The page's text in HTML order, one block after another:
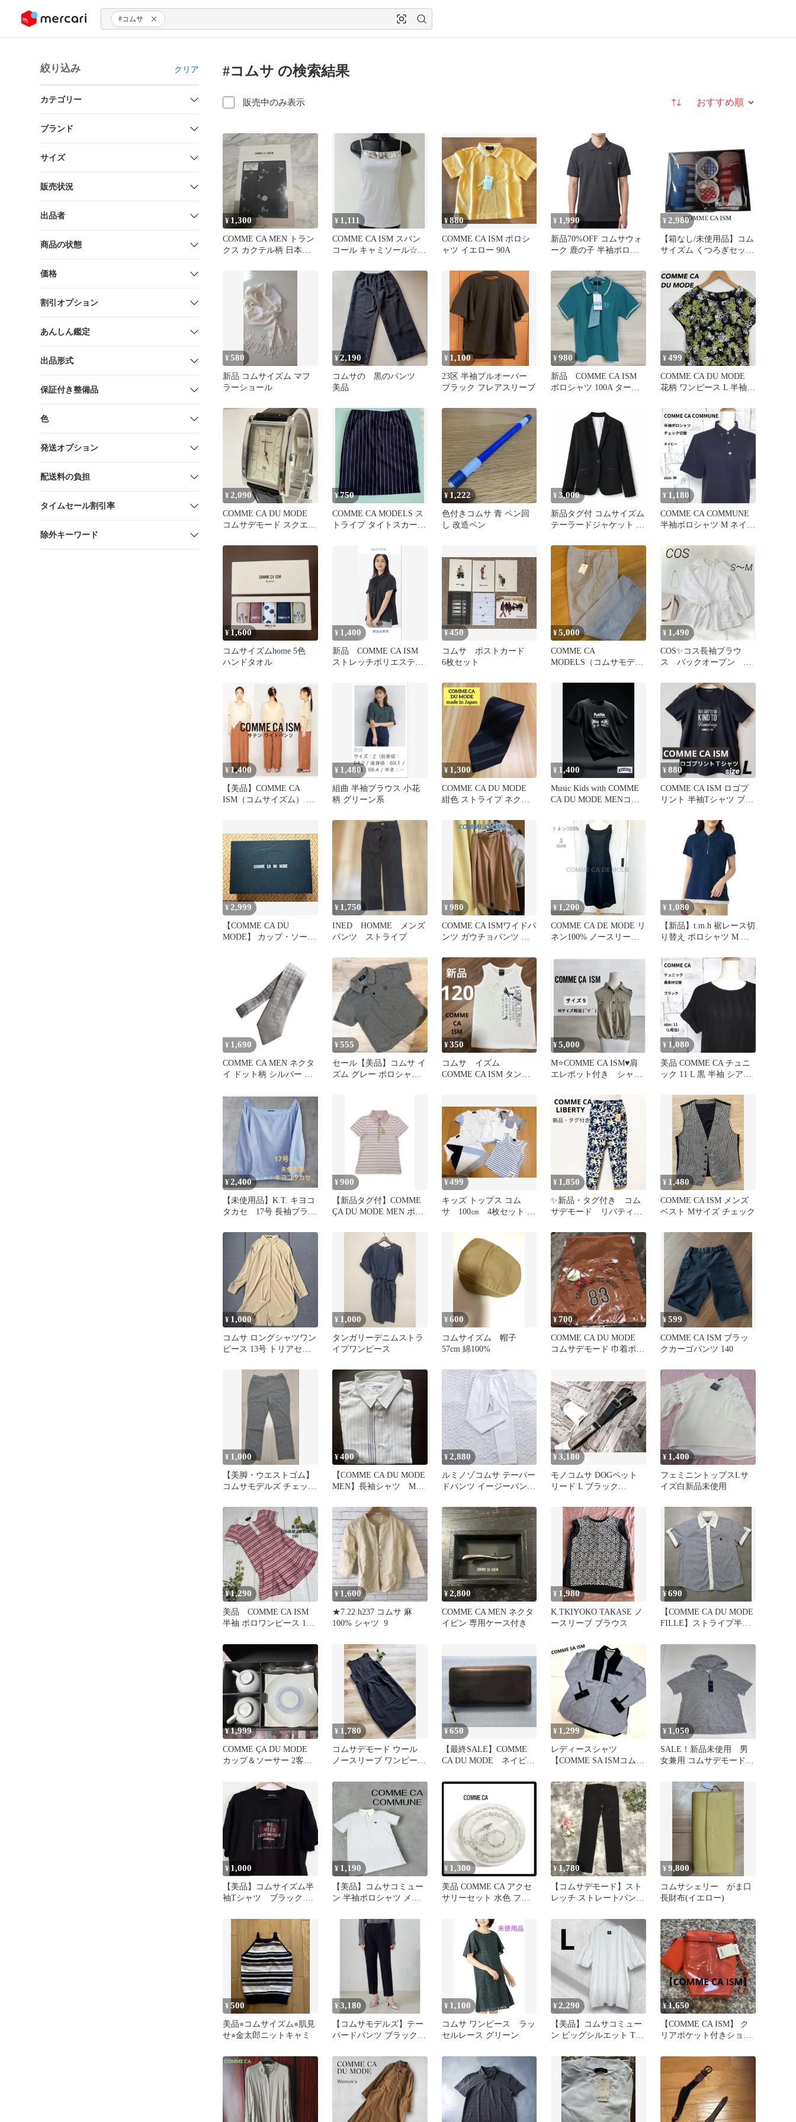
ツにスキップ #コムサ
絞り込み クリア
カテゴリー
ブランド
サイズ
販売状況
出品者
商品の状態
価格
割引オプション
あんしん鑑定
出品形式
保証付き整備品
色
発送オプション
配送料の負担
タイムセール割引率
除外キーワード
#コムサ の検索結果
販売中のみ表示 並び替え
¥ 1,300
COMME CA MEN トラン
クス カクテル柄 日本製
¥ 1,111
COMME CA ISM スパン
コール キャミソール☆美
¥880
COMME CA ISM ポロシ
ャツ イエロー 90A
¥ 1,990
新品70%OFF コムサウォ
ーク 鹿の子 半袖ポロシ
¥ 2,980
【箱なし/未使用品】コム
サイズム くつろぎセット
華8点
¥580
新品 コムサイズム マフ
ラーショール
¥2,190
コムサの 黒のパンツ
美品
¥ 1,100
23区 半袖プルオーバー
ブラック フレアスリーブ
¥980
新品 COMME CA ISM
ポロシャツ 100A ターコ
¥499
COMME CA DU MODE
花柄 ワンピース L 半袖
¥2,090
COMME CA DU MODE
コムサデモード スクエア
¥750
COMME CA MODELS ス
トライプ タイトスカート
¥1,222
色付きコムサ 青 ペン回
し 改造ペン
¥ 3,000
新品タグ付 コムサイズム
テーラードジャケット ブ
¥ 1,180
COMME CA COMMUNE
半袖ポロシャツ M ネイビ
¥ 1,600
コムサイズムhome 5色
ハンドタオル
¥ 1,400
新品 COMME CA ISM
ストレッチポリエステル
¥450
コムサ ポストカード
6枚セット
¥5,000
COMME CA
MODELS（コムサモデル
ストライプ
¥ 1,490
COS✨コス長袖ブラウ
ス バックオープン ウ
ン
¥ 1,400
【美品】COMME CA
ISM（コムサイズム） サ
¥ 1,480
組曲 半袖ブラウス 小花
柄 グリーン系
¥ 1,300
COMME CA DU MODE
紺色 ストライプ ネクタ
¥ 1,400
Music Kids with COMME
CA DU MODE MENコラ
¥880
COMME CA ISM ロゴプ
リント 半袖Tシャツ ブラ
¥ 2,999
【COMME CA DU
MODE】 カップ・ソーサ
¥ 1,750
INED HOMME メンズ
パンツ ストライプ
¥980
COMME CA ISMワイドパ
ンツ ガウチョパンツ ブ
¥ 1,200
COMME CA DE MODE リ
ネン100% ノースリーブ
¥ 1,080
【新品】t.m.h 裾レース切
り替え ポロシャツ M ネ
¥ 1,690
COMME CA MEN ネクタ
イ ドット柄 シルバー グ
¥555
セール【美品】コムサ イ
ズム グレー ポロシャツ
¥350
コムサ イズム
COMME CA ISM タンク
¥5,000
M⭐COMME CA ISM♥️肩
エレポット付き シャツ
¥ 1,080
美品 COMME CA チュニ
ック 11 L 黒 半袖 シアー
¥2,400
【未使用品】K.T. キヨコ
タカセ 17号 長袖ブラウ
¥900
【新品タグ付】COMME
ÇA DU MODE MEN ポロ
¥499
キッズ トップス コム
サ 100㎝ 4枚セット ま
¥ 1,850
✨新品・タグ付き コム
サデモード リバティ柄
¥ 1,480
COMME CA ISM メンズ
ベスト Mサイズ チェック
¥ 1,000
コムサ ロングシャツワン
ピース 13号 トリアセテ
¥ 1,000
タンガリーデニムストラ
イプワンピース
¥600
コムサイズム 帽子
57cm 綿100%
¥700
COMME CA DU MODE
コムサデモード 巾着ポー
¥599
COMME CA ISM ブラッ
クカーゴパンツ 140
¥ 1,000
【美脚・ウエストゴム】
コムサモデルズ チェック
M
¥400
【COMME CA DU MODE
MEN】長袖シャツ Mサ
¥2,880
ルミノゾコムサ テーパー
ドパンツ イージーパンツ
¥3,180
モノコムサ DOGペット
リード L ブラック
¥ 1,400
フェミニントップスLサ
イズ白新品未使用
¥1,290
美品 COMME CA ISM
半袖 ポロワンピース 110
¥1,600
★7.22 h237 コムサ 麻
100% シャツ ￼ 9
¥2,800
COMME CA MEN ネクタ
イピン 専用ケース付き
¥ 1,980
K.TKIYOKO TAKASE ノ
ースリーブ ブラウス
¥690
【COMME CA DU MODE
FILLE】ストライプ半袖
¥1,999
COMME ÇA DU MODE
カップ＆ソーサー 2客セ
¥ 1,780
コムサデモード ウール
ノースリーブ ワンピース
あり
¥650
【最終SALE】COMME
CA DU MODE ネイビー
¥ 1,299
レディースシャツ
【COMME SA ISMコムサ
ビー
¥ 1,050
SALE！新品未使用 男
女兼用 コムサデモード
¥ 1,000
【美品】コムサイズム半
袖Tシャツ ブラック 黒
¥ 1,190
【美品】コムサコミュー
ン 半袖ポロシャツ メン
繍
¥ 1,300
美品 COMME CA アクセ
サリーセット 水色 フリ
¥1,780
【コムサデモード】スト
レッチ ストレートパンツ
¥9,800
コムサシェリー がま口
長財布(イエロー)
¥500
美品⭐︎コムサイズム⭐︎肌見
せ⭐︎金太郎ニットキャミ
¥ 3,180
【コムサモデルズ】テー
パードパンツ ブラック
¥ 1,100
コムサ ワンピース ラッ
セルレース グリーン
¥2,290
【美品】コムサコミュー
ン ビッグシルエット Tシ
¥1,650
【COMME CA ISM】 ク
リアポケット付きショル